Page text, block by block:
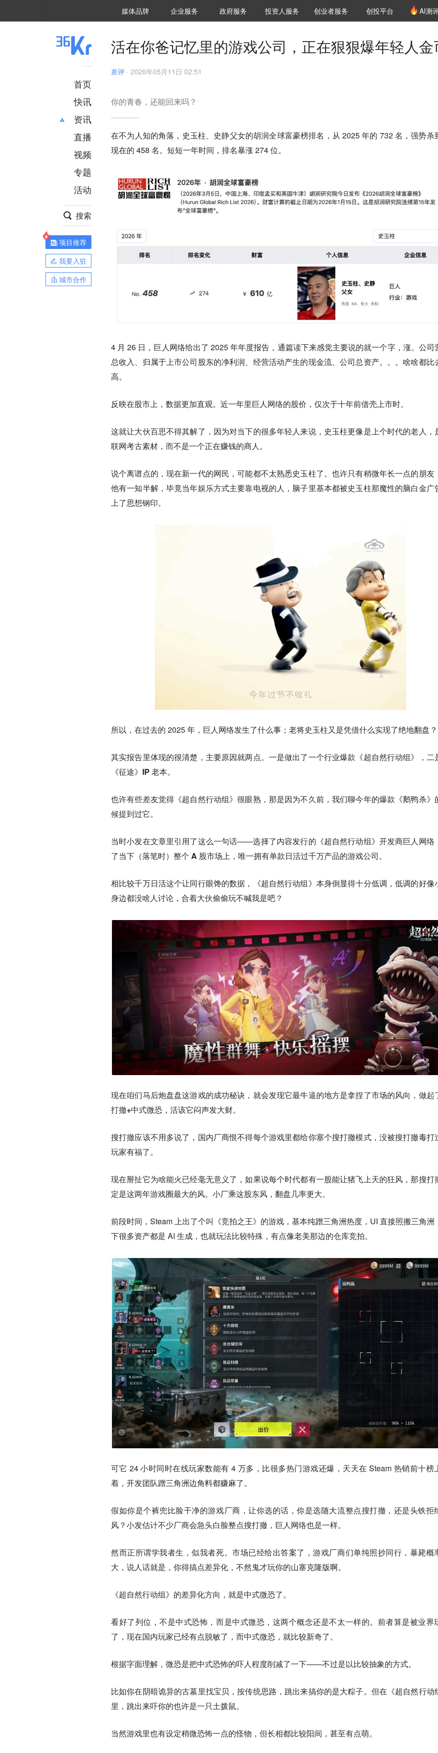
媒体品牌 36Kr研究院
企业服务 城市之窗
政府服务 VClub投资机构库
投资机构职位推介
投资人服务 创投氪堂
创业者服务 创投平台 AI测
首页
快讯
资讯
推荐
财经
项目推荐
安徽
直播
视频
专题
活动
搜索
项目推荐
我要入驻
城市合作
活在你爸记忆里的游戏公司，正在狠狠爆年轻人金
差评 · 2026年05月11日 02:51
你的青春，还能回来吗？
在不为人知的角落，史玉柱、史静父女的胡润全球富豪榜排名，从 2025 年的 732 名，强势杀
现在的 458 名。短短一年时间，排名暴涨 274 位。
4 月 26 日，巨人网络给出了 2025 年年度报告，通篇读下来感觉主要说的就一个字，涨。公司
总收入、归属于上市公司股东的净利润、经营活动产生的现金流、公司总资产。。。啥啥都比
高。
反映在股市上，数据更加直观。近一年里巨人网络的股价，仅次于十年前借壳上市时。
这就让大伙百思不得其解了，因为对当下的很多年轻人来说，史玉柱更像是上个时代的老人，
联网考古素材，而不是一个正在赚钱的商人。
说个离谱点的，现在新一代的网民，可能都不太熟悉史玉柱了。也许只有稍微年长一点的朋友
他有一知半解，毕竟当年娱乐方式主要靠电视的人，脑子里基本都被史玉柱那魔性的脑白金广
上了思想钢印。
所以，在过去的 2025 年，巨人网络发生了什么事；老将史玉柱又是凭借什么实现了绝地翻盘？
其实报告里体现的很清楚，主要原因就两点。 一是做出了一个行业爆款《超自然行动组》，二
《征途》IP 老本。
也许有些差友觉得《超自然行动组》很眼熟，那是因为不久前，我们聊今年的爆款《鹅鸭杀》
候提到过它。
当时小发在文章里引用了这么一句话——选择了内容发行的《超自然行动组》开发商巨人网络
了当下（落笔时）整个 A 股市场上，唯一拥有单款日活过千万产品的游戏公司。
相比较千万日活这个让同行眼馋的数据，《超自然行动组》本身倒显得十分低调，低调的好像
身边都没啥人讨论，合着大伙偷偷玩不喊我是吧？
现在咱们马后炮盘盘这游戏的成功秘诀，就会发现它最牛逼的地方是拿捏了市场的风向，做起
打撤+中式微恐，活该它闷声发大财。
搜打撤应该不用多说了，国内厂商恨不得每个游戏里都给你塞个搜打撤模式，没被搜打撤毒打
玩家有福了。
现在掰扯它为啥能火已经毫无意义了，如果说每个时代都有一股能让猪飞上天的狂风，那搜打
定是这两年游戏圈最大的风。小厂乘这股东风，翻盘几率更大。
前段时间，Steam 上出了个叫《竞拍之王》的游戏，基本纯蹭三角洲热度，UI 直接照搬三角洲
下很多资产都是 AI 生成，也就玩法比较特殊，有点像老美那边的仓库竞拍。
可它 24 小时同时在线玩家数能有 4 万多，比很多热门游戏还爆，天天在 Steam 热销前十榜
着，开发团队蹭三角洲边角料都赚麻了。
假如你是个裤兜比脸干净的游戏厂商，让你选的话，你是选随大流整点搜打撤，还是头铁拒
风？小发估计不少厂商会急头白脸整点搜打撤，巨人网络也是一样。
然而正所谓学我者生，似我者死。市场已经给出答案了，游戏厂商们单纯照抄同行，暴毙概
大，说人话就是，你得搞点差异化，不然鬼才玩你的山寨克隆版啊。
《超自然行动组》的差异化方向，就是中式微恐了。
看好了列位，不是中式恐怖，而是中式微恐，这两个概念还是不太一样的。前者算是被业界
了，现在国内玩家已经有点脱敏了，而中式微恐，就比较新奇了。
根据字面理解，微恐是把中式恐怖的吓人程度削减了一下——不过是以比较抽象的方式。
比如你在阴暗诡异的古墓里找宝贝，按传统思路，跳出来搞你的是大粽子。但在《超自然行动
里，跳出来吓你的也许是一只土拨鼠。
当然游戏里也有设定稍微恐怖一点的怪物，但长相都比较阳间，甚至有点萌。